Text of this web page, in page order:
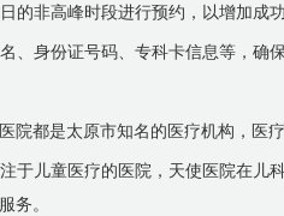
的非高峰时段进行预约，以增加成功
、身份证号码、专科卡信息等，确保
院都是太原市知名的医疗机构，医
于儿童医疗的医院，天使医院在儿
务。